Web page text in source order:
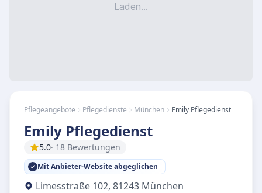
Laden...
Pflegeangebote Pflegedienste München Emily Pflegedienst
Emily Pflegedienst
5.0· 18 Bewertungen
Mit Anbieter-Website abgeglichen
Limesstraße 102, 81243 München